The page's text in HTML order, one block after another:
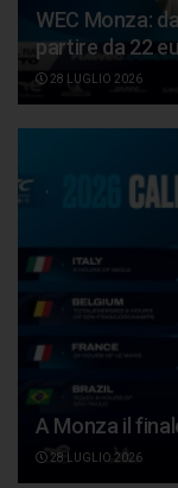
WEC Monza:
partire da 22
28 LUGLIO 2026
A Monza il
28 LUGLIO 2026